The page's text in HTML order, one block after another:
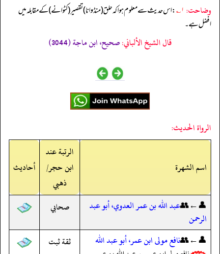
وضاحت: ۱؎ : اس حدیث سے معلوم ہوا کہ حلق (منڈوانا) تقصیر (کٹوانے) کے مقابلہ میں
افضل ہے۔
قال الشيخ الألباني:صحيح، ابن ماجة (3044)
الرواة الحديث:
اسم الشهرة
الرتبة عند
ابن حجر/
ذهبي
أحاديث
👤←👥عبد الله بن عمر العدوي، أبو عبد
الرحمن
صحابي
👤←👥نافع مولى ابن عمر، أبو عبد الله
ثقة ثبت